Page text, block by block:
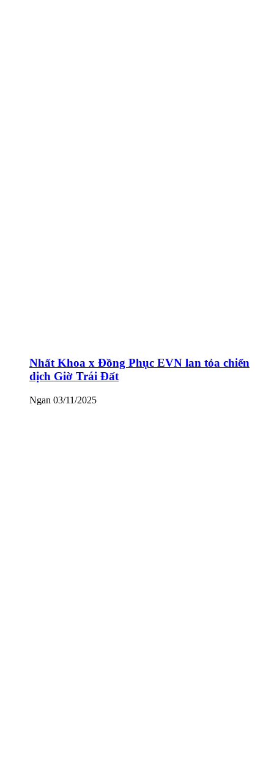
Nhất Khoa x Đồng Phục EVN lan tỏa chiến
dịch Giờ Trái Đất
Ngan 03/11/2025